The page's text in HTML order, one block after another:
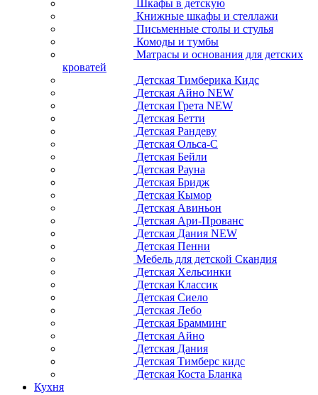
Шкафы в детскую
Книжные шкафы и стеллажи
Письменные столы и стулья
Комоды и тумбы
Матрасы и основания для детских
кроватей
Детская Тимберика Кидс
Детская Айно NEW
Детская Грета NEW
Детская Бетти
Детская Рандеву
Детская Ольса-С
Детская Бейли
Детская Рауна
Детская Бридж
Детская Кымор
Детская Авиньон
Детская Ари-Прованс
Детская Дания NEW
Детская Пенни
Мебель для детской Скандия
Детская Хельсинки
Детская Классик
Детская Сиело
Детская Лебо
Детская Брамминг
Детская Айно
Детская Дания
Детская Тимберс кидс
Детская Коста Бланка
Кухня